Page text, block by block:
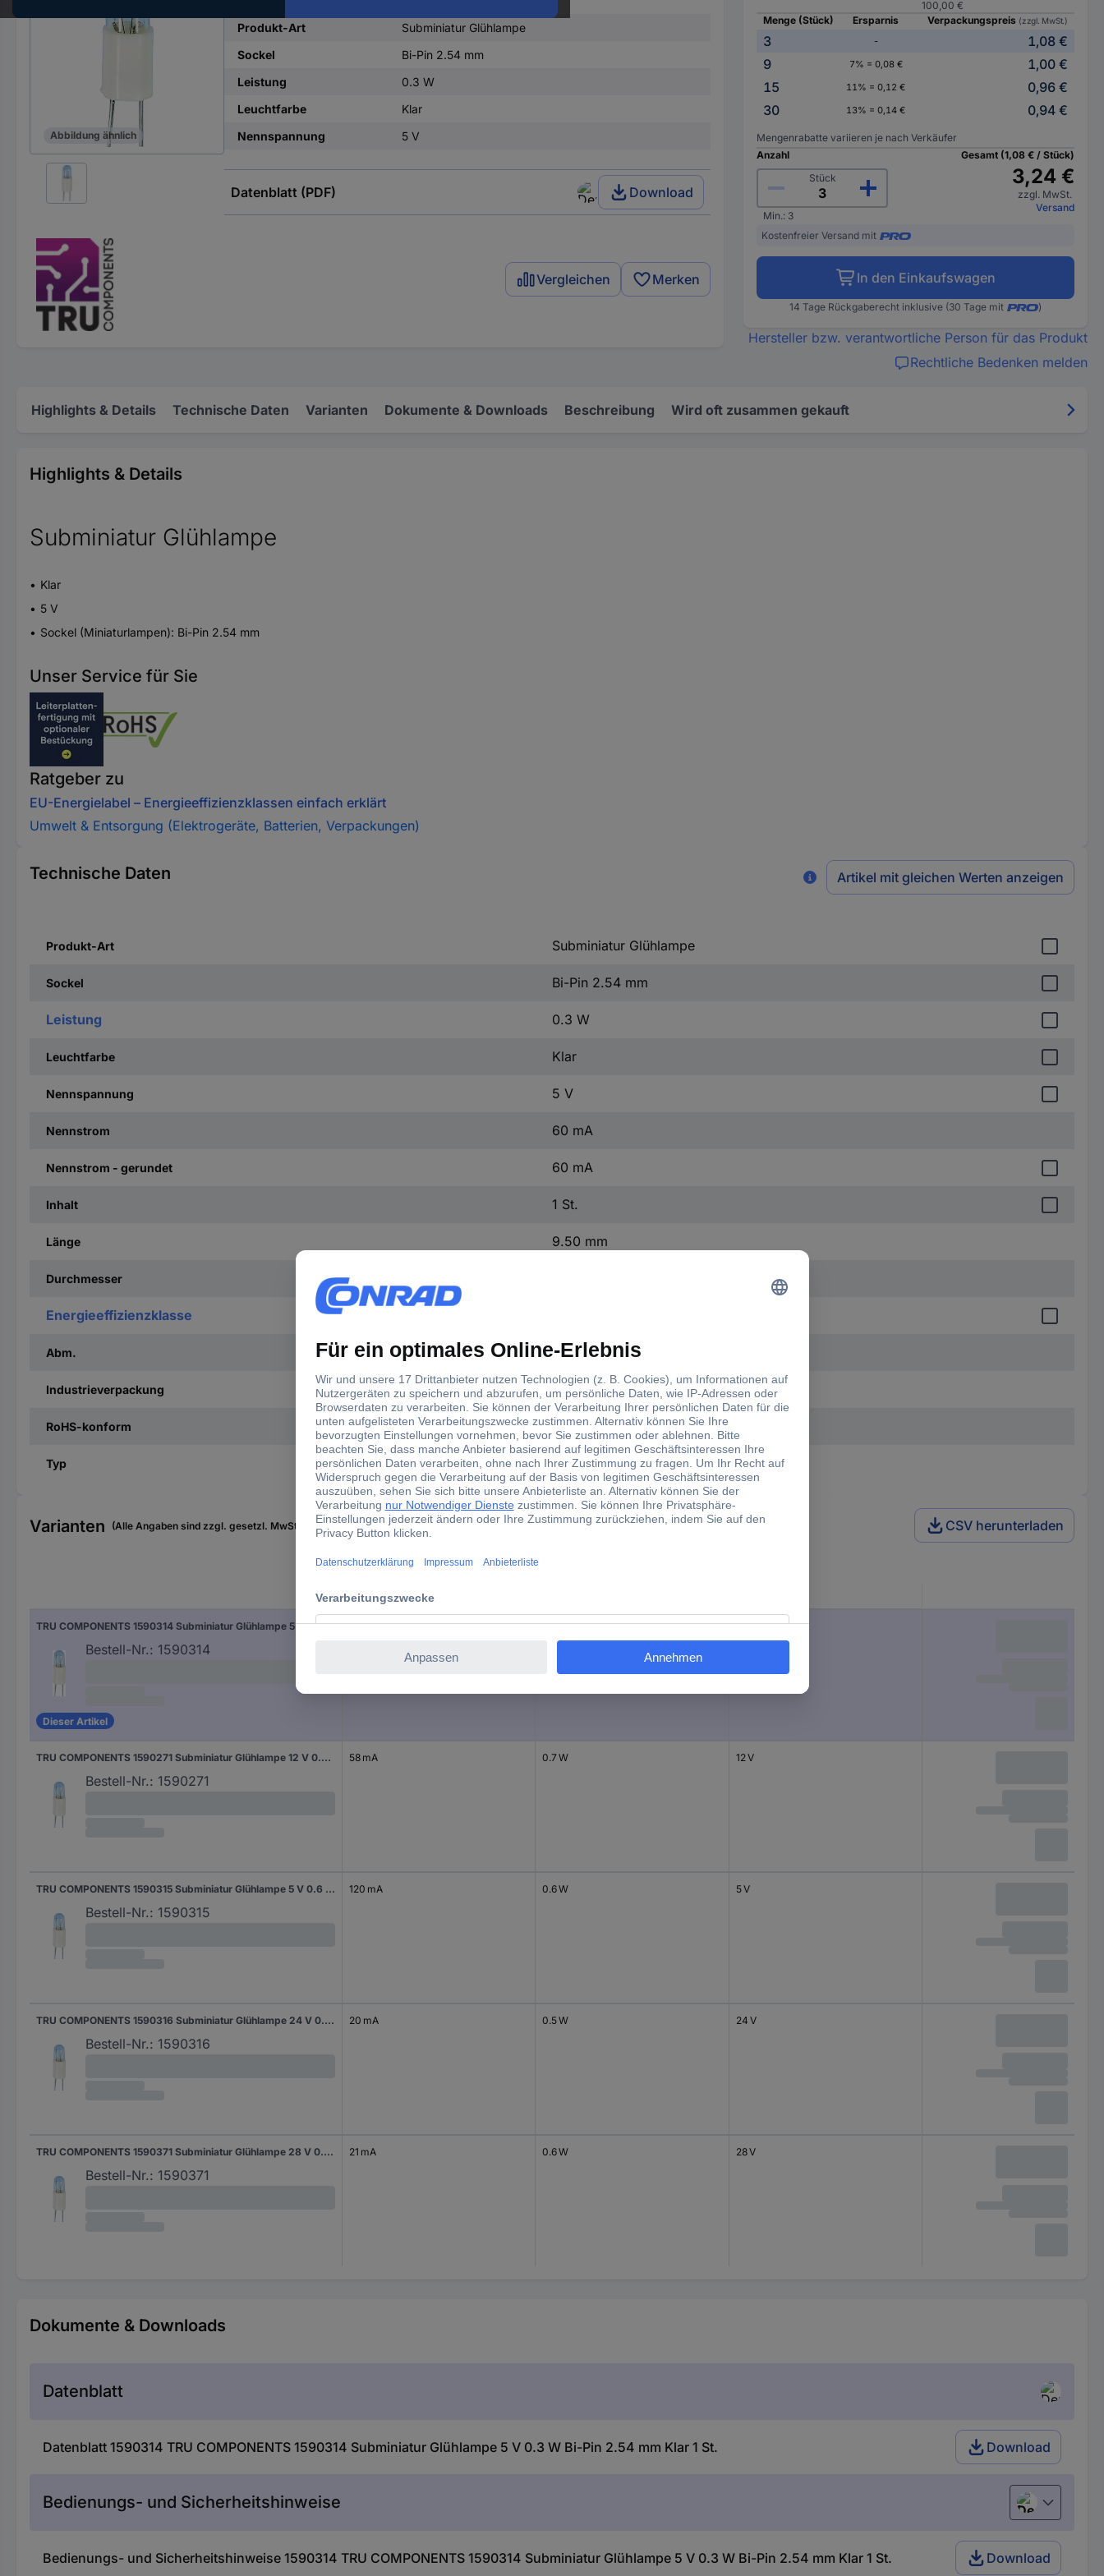
Abbildung ähnlich
Produkt-Art
Subminiatur Glühlampe
Sockel
Bi-Pin 2.54 mm
Leistung
0.3 W
Leuchtfarbe
Klar
Nennspannung
5 V
Datenblatt (PDF) Download
Vergleichen Merken
100,00 €
Menge (Stück)
Ersparnis Verpackungspreis (zzgl. MwSt.)
3 -
1,08 €
9
7% = 0,08 €
1,00 €
15
11% = 0,12 €
0,96 €
30
13% = 0,14 € 0,94 €
Mengenrabatte variieren je nach Verkäufer
Anzahl
Stück
Min.: 3
Gesamt (1,08 € / Stück)
3,24 €
zzgl. MwSt.
Versand
Kostenfreier Versand mit
In den Einkaufswagen
14 Tage Rückgaberecht inklusive (30 Tage mit )
Hersteller bzw. verantwortliche Person für das Produkt
Rechtliche Bedenken melden
Highlights & Details Technische Daten Varianten Dokumente & Downloads Beschreibung Wird oft zusammen gekauft
Highlights & Details
Subminiatur Glühlampe
Klar
5 V
Sockel (Miniaturlampen): Bi-Pin 2.54 mm
Unser Service für Sie
Ratgeber zu
EU-Energielabel – Energieeffizienzklassen einfach erklärt
Umwelt & Entsorgung (Elektrogeräte, Batterien, Verpackungen)
Technische Daten Artikel mit gleichen Werten anzeigen
Produkt-Art Subminiatur Glühlampe
Sockel Bi-Pin 2.54 mm
Leistung 0.3 W
Leuchtfarbe Klar
Nennspannung 5 V
Nennstrom 60 mA
Nennstrom - gerundet 60 mA
Inhalt 1 St.
Länge 9.50 mm
Durchmesser
Energieeffizienzklasse
Abm. (Ø x L) 3.107 mm x 9.50 mm
Industrieverpackung Nein
RoHS-konform Ja
Typ 1590314
Varianten (Alle Angaben sind zzgl. gesetzl. MwSt., zzgl. Versand) CSV herunterladen
Nennstrom - gerundet
TRU COMPONENTS 1590314 Subminiatur Glühlampe 5 V 0.3 W Bi-Pin 2.54 mm Klar 1 St.
Bestell-Nr.: 1590314
Dieser Artikel
60 mA 0.3 W 5 V
TRU COMPONENTS 1590271 Subminiatur Glühlampe 12 V 0.7 W Bi-Pin 2.54 mm Klar 1 St.
Bestell-Nr.: 1590271
58 mA 0.7 W 12 V
TRU COMPONENTS 1590315 Subminiatur Glühlampe 5 V 0.6 W Bi-Pin 2.54 mm Klar 1 St.
Bestell-Nr.: 1590315
120 mA 0.6 W 5 V
TRU COMPONENTS 1590316 Subminiatur Glühlampe 24 V 0.5 W Bi-Pin 2.54 mm Klar 1 St.
Bestell-Nr.: 1590316
20 mA 0.5 W 24 V
TRU COMPONENTS 1590371 Subminiatur Glühlampe 28 V 0.6 W Bi-Pin 2.54 mm Klar 1 St.
Bestell-Nr.: 1590371
21 mA 0.6 W 28 V
Dokumente & Downloads
Datenblatt
Datenblatt 1590314 TRU COMPONENTS 1590314 Subminiatur Glühlampe 5 V 0.3 W Bi-Pin 2.54 mm Klar 1 St. Download
Bedienungs- und Sicherheitshinweise Deutsch
Bedienungs- und Sicherheitshinweise 1590314 TRU COMPONENTS 1590314 Subminiatur Glühlampe 5 V 0.3 W Bi-Pin 2.54 mm Klar 1 St. Download